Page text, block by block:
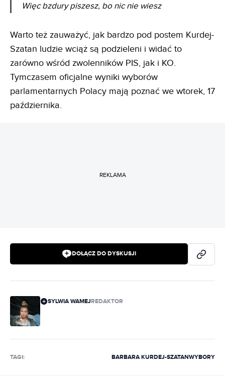
Więc bzdury piszesz, bo nic nie wiesz
Warto też zauważyć, jak bardzo pod postem Kurdej-
Szatan ludzie wciąż są podzieleni i widać to
zarówno wśród zwolenników PIS, jak i KO.
Tymczasem oficjalne wyniki wyborów
parlamentarnych Polacy mają poznać we wtorek, 17
października.
REKLAMA
DOŁĄCZ DO DYSKUSJI
SYLWIA WAMEJREDAKTOR
TAGI: BARBARA KURDEJ-SZATANWYBORY